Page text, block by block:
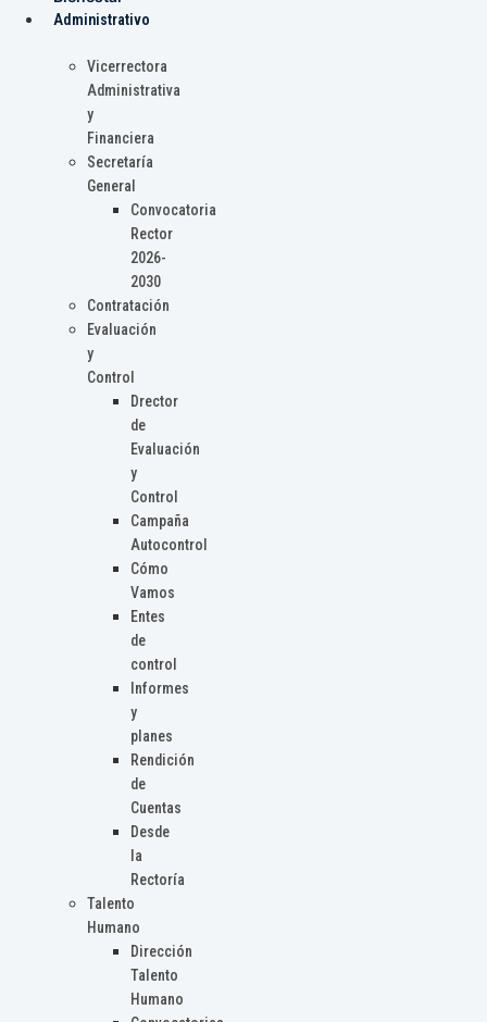
Administrativo
Vicerrectora
Administrativa
y
Financiera
Secretaría
General
Convocatoria
Rector
2026-
2030
Contratación
Evaluación
y
Control
Drector
de
Evaluación
y
Control
Campaña
Autocontrol
Cómo
Vamos
Entes
de
control
Informes
y
planes
Rendición
de
Cuentas
Desde
la
Rectoría
Talento
Humano
Dirección
Talento
Humano